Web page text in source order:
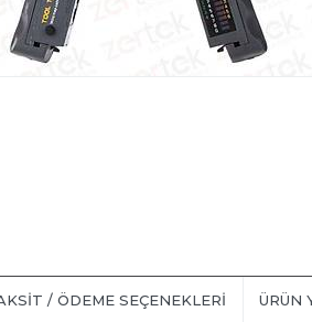
/ ÖDEME SEÇENEKLERI ÜRÜN